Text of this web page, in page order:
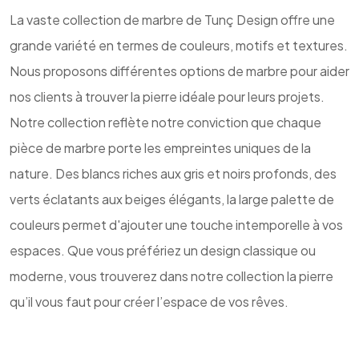
La vaste collection de marbre de Tunç Design offre une
grande variété en termes de couleurs, motifs et textures.
Nous proposons différentes options de marbre pour aider
nos clients à trouver la pierre idéale pour leurs projets.
Notre collection reflète notre conviction que chaque
pièce de marbre porte les empreintes uniques de la
nature. Des blancs riches aux gris et noirs profonds, des
verts éclatants aux beiges élégants, la large palette de
couleurs permet d'ajouter une touche intemporelle à vos
espaces. Que vous préfériez un design classique ou
moderne, vous trouverez dans notre collection la pierre
qu’il vous faut pour créer l’espace de vos rêves.